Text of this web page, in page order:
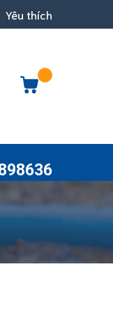
Yêu thích